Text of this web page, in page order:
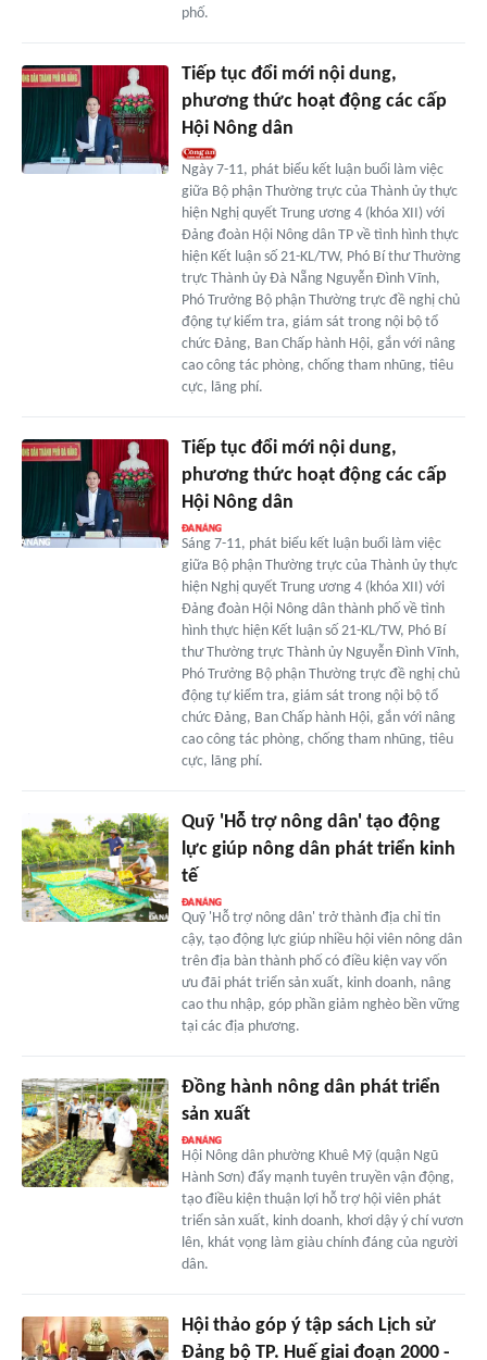
phố.
Tiếp tục đổi mới nội dung,
phương thức hoạt động các cấp
Hội Nông dân
Ngày 7-11, phát biểu kết luận buổi làm việc
giữa Bộ phận Thường trực của Thành ủy thực
hiện Nghị quyết Trung ương 4 (khóa XII) với
Đảng đoàn Hội Nông dân TP về tình hình thực
hiện Kết luận số 21-KL/TW, Phó Bí thư Thường
trực Thành ủy Đà Nẵng Nguyễn Đình Vĩnh,
Phó Trưởng Bộ phận Thường trực đề nghị chủ
động tự kiểm tra, giám sát trong nội bộ tổ
chức Đảng, Ban Chấp hành Hội, gắn với nâng
cao công tác phòng, chống tham nhũng, tiêu
cực, lãng phí.
Tiếp tục đổi mới nội dung,
phương thức hoạt động các cấp
Hội Nông dân
Sáng 7-11, phát biểu kết luận buổi làm việc
giữa Bộ phận Thường trực của Thành ủy thực
hiện Nghị quyết Trung ương 4 (khóa XII) với
Đảng đoàn Hội Nông dân thành phố về tình
hình thực hiện Kết luận số 21-KL/TW, Phó Bí
thư Thường trực Thành ủy Nguyễn Đình Vĩnh,
Phó Trưởng Bộ phận Thường trực đề nghị chủ
động tự kiểm tra, giám sát trong nội bộ tổ
chức Đảng, Ban Chấp hành Hội, gắn với nâng
cao công tác phòng, chống tham nhũng, tiêu
cực, lãng phí.
Quỹ 'Hỗ trợ nông dân' tạo động
lực giúp nông dân phát triển kinh
tế
Quỹ 'Hỗ trợ nông dân' trở thành địa chỉ tin
cậy, tạo động lực giúp nhiều hội viên nông dân
trên địa bàn thành phố có điều kiện vay vốn
ưu đãi phát triển sản xuất, kinh doanh, nâng
cao thu nhập, góp phần giảm nghèo bền vững
tại các địa phương.
Đồng hành nông dân phát triển
sản xuất
Hội Nông dân phường Khuê Mỹ (quận Ngũ
Hành Sơn) đẩy mạnh tuyên truyền vận động,
tạo điều kiện thuận lợi hỗ trợ hội viên phát
triển sản xuất, kinh doanh, khơi dậy ý chí vươn
lên, khát vọng làm giàu chính đáng của người
dân.
Hội thảo góp ý tập sách Lịch sử
Đảng bộ TP. Huế giai đoạn 2000 -